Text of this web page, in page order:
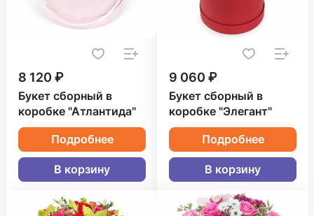
8 120 ₽
Букет сборный в
коробке "Атлантида"
Подробнее
В корзину
9 060 ₽
Букет сборный в
коробке "Элегант"
Подробнее
В корзину